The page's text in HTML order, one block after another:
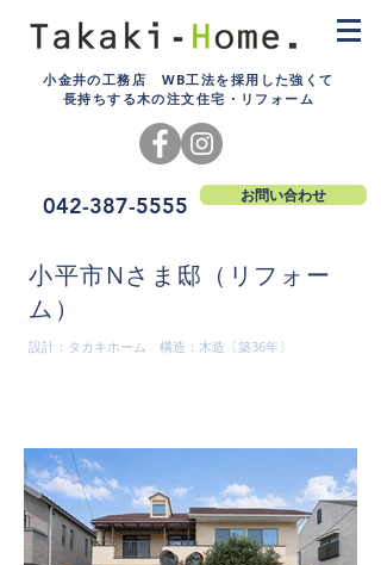
小金井の工務店 WB工法を採用した強くて
長持ちする木の注文住宅・リフォーム
042-387-5555 お問い合わせ
小平市Nさま邸（リフォー
ム）
設計：タカキホーム 構造：木造〔築36年〕